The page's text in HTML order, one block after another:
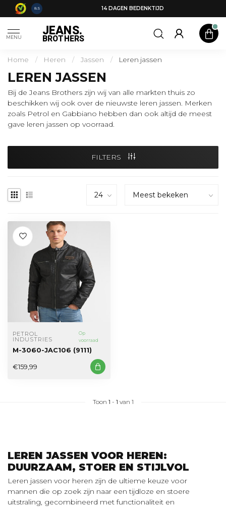
8.5 14 DAGEN BEDENKTIJD
MENU JEANS.
BROTHERS
Home / Heren / Jassen / Leren jassen
LEREN JASSEN
Bij de Jeans Brothers zijn wij van alle markten thuis zo
beschikken wij ook over de nieuwste leren jassen. Merken
zoals Petrol en Gabbiano hebben dan ook altijd de meest
gave leren jassen op voorraad.
FILTERS
PETROL
INDUSTRIES
Op
voorraad
M-3060-JAC106 (9111)
€159,99
Toon 1 - 1 van 1
LEREN JASSEN VOOR HEREN:
DUURZAAM, STOER EN STIJLVOL
Leren jassen voor heren zijn de ultieme keuze voor
mannen die op zoek zijn naar een tijdloze en stoere
uitstraling, gecombineerd met functionaliteit en